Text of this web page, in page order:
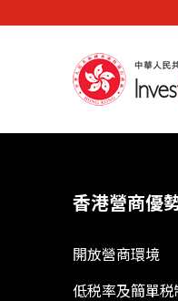
香港營商優
開放營商環境
低税率及簡單税